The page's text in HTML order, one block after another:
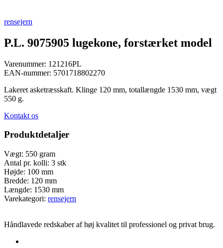
rensejern
P.L. 9075905 lugekone, forstærket model
Varenummer: 121216PL
EAN-nummer: 5701718802270
Lakeret asketræsskaft. Klinge 120 mm, totallængde 1530 mm, vægt
550 g.
Kontakt os
Produktdetaljer
Vægt: 550 gram
Antal pr. kolli: 3 stk
Højde: 100 mm
Bredde: 120 mm
Længde: 1530 mm
Varekategori: rensejern
Håndlavede redskaber af høj kvalitet til professionel og privat brug.